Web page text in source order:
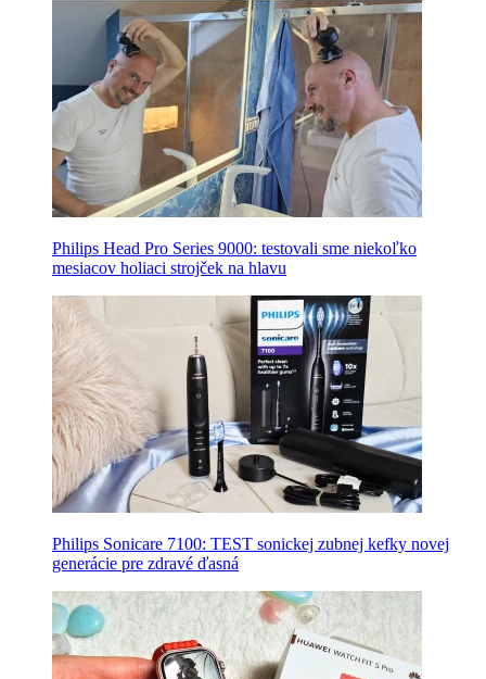
Philips Head Pro Series 9000: testovali sme niekoľko
mesiacov holiaci strojček na hlavu
Philips Sonicare 7100: TEST sonickej zubnej kefky novej
generácie pre zdravé ďasná